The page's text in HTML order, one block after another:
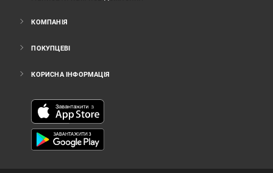
КОМПАНІЯ
ПОКУПЦЕВІ
КОРИСНА ІНФОРМАЦІЯ